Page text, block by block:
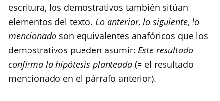
escritura, los demostrativos también sitúan
elementos del texto. Lo anterior, lo siguiente, lo
mencionado son equivalentes anafóricos que los
demostrativos pueden asumir: Este resultado
confirma la hipótesis planteada (= el resultado
mencionado en el párrafo anterior).